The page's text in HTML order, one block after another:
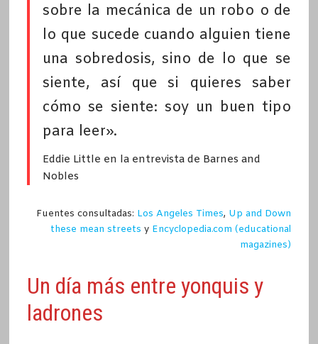
sobre la mecánica de un robo o de
lo que sucede cuando alguien tiene
una sobredosis, sino de lo que se
siente, así que si quieres saber
cómo se siente: soy un buen tipo
para leer».
Eddie Little en la entrevista de Barnes and
Nobles
Fuentes consultadas: Los Angeles Times, Up and Down
these mean streets y Encyclopedia.com (educational
magazines)
Un día más entre yonquis y
ladrones